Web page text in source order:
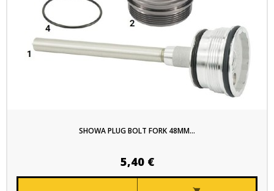
SHOWA PLUG BOLT FORK 48MM...
5,40 €